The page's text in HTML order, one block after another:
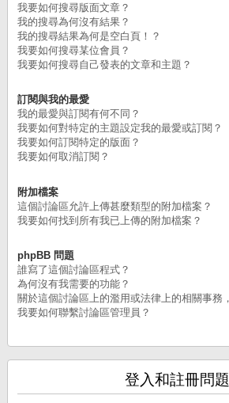
我要如何搜尋版面文章？
我的搜尋為何沒有結果？
我的搜尋結果為何是空白頁！？
我要如何搜尋某位會員？
我要如何搜尋自己發表的文章和主題？
訂閱與我的最愛
我的最愛與訂閱有何不同？
我要如何對特定的主題設定我的最愛或訂閱？
我要如何訂閱特定的版面？
我要如何取消訂閱？
附加檔案
這個討論區允許上傳甚麼類型的附加檔案？
我要如何找到所有我已上傳的附加檔案？
phpBB 問題
誰寫了這個討論區程式？
為何沒有我需要的功能？
關於這個討論區上的濫用或法律上的相關事務
我要如何聯繫討論區管理員？
登入和註冊問題